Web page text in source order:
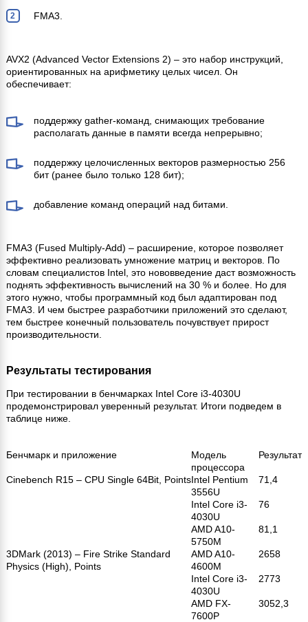
FMA3.
AVX2 (Advanced Vector Extensions 2) – это набор инструкций,
ориентированных на арифметику целых чисел. Он
обеспечивает:
поддержку gather-команд, снимающих требование
располагать данные в памяти всегда непрерывно;
поддержку целочисленных векторов размерностью 256
бит (ранее было только 128 бит);
добавление команд операций над битами.
FMA3 (Fused Multiply-Add) – расширение, которое позволяет
эффективно реализовать умножение матриц и векторов. По
словам специалистов Intel, это нововведение даст возможность
поднять эффективность вычислений на 30 % и более. Но для
этого нужно, чтобы программный код был адаптирован под
FMA3. И чем быстрее разработчики приложений это сделают,
тем быстрее конечный пользователь почувствует прирост
производительности.
Результаты тестирования
При тестировании в бенчмарках Intel Core i3-4030U
продемонстрировал уверенный результат. Итоги подведем в
таблице ниже.
Бенчмарк и приложение
Модель
процессора
Результат
Cinebench R15 – CPU Single 64Bit, PointsIntel Pentium
3556U
71,4
Intel Core i3-
4030U
76
AMD A10-
5750M
81,1
3DMark (2013) – Fire Strike Standard
Physics (High), Points
AMD A10-
4600M
2658
Intel Core i3-
4030U
2773
AMD FX-
7600P
3052,3